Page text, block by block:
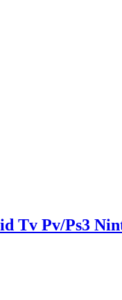
Tv Pv/Ps3